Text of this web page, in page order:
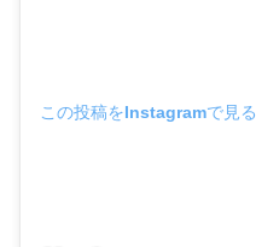
この投稿をInstagramで見る